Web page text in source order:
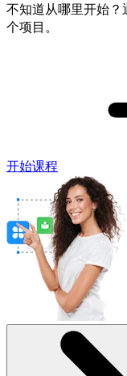
不知道从哪里开始
个项目。
开始课程